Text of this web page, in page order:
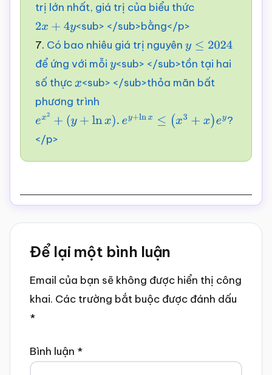
trị lớn nhất, giá trị của biểu thức
2x +4 y
<sub> </sub>bằng</p>
7. Có bao nhiêu giá trị nguyên y ≤2024
để ứng với mỗi y<sub> </sub>tồn tại hai
số thựcx<sub> </sub>thỏa mãn bất
phương trình
ex +( y+lnx ).ey+lnx≤ (x3 +x ey
?
</p>
Reader
Interactions
Để lại một bình luận
Email của bạn sẽ không được hiển thị công
khai. Các trường bắt buộc được đánh dấu
*
Bình luận *